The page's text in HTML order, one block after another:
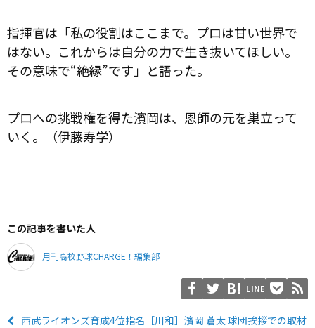
指揮官は「私の役割はここまで。プロは甘い世界で
はない。これからは自分の力で生き抜いてほしい。
その意味で“絶縁”です」と語った。
プロへの挑戦権を得た濱岡は、恩師の元を巣立って
いく。（伊藤寿学）
この記事を書いた人
月刊高校野球CHARGE！編集部
LINE
西武ライオンズ育成4位指名［川和］濱岡 蒼太 球団挨拶での取材